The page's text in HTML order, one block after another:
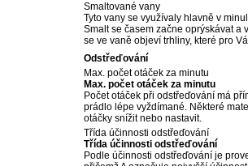
Smaltované vany
Tyto vany se využívaly hlavně v
Smalt se časem začne oprýskávat a
se ve vaně objeví trhliny, které pro
Odstřeďování
Max. počet otáček za minutu
Max. počet otáček za minutu
Počet otáček při odstřeďování má
prádlo lépe vyždímané. Některé
otáčky snížit nebo nastavit.
Třída účinnosti odstřeďování
Třída účinnosti odstřeďování
Podle účinnosti odstřeďování je